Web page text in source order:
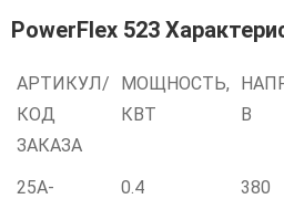
PowerFlex 523
АРТИКУЛ/
КОД
ЗАКАЗА
МОЩНОСТЬ,
КВТ
В
25A-
0.4 380